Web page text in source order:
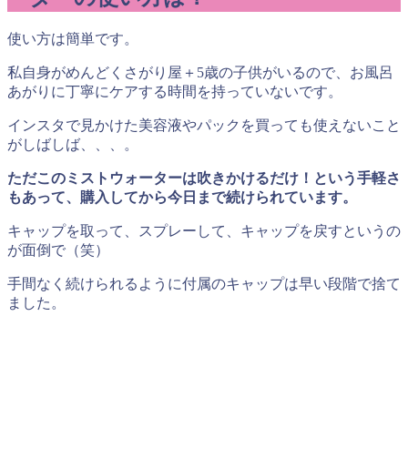
使い方は簡単です。
私自身がめんどくさがり屋＋ 5歳の子供がいるので、お風呂
あがりに丁寧にケアする時間を持っていないです。
インスタで見かけた美容液やパックを買っても使えないこと
がしばしば、、、。
ただこのミストウォーターは吹きかけるだけ！という手軽さ
もあって、購入してから今日まで続けられています。
キャップを取って、スプレーして、キャップを戻すというの
が面倒で（笑）
手間なく続けられるように付属のキャップは早い段階で捨て
ました。